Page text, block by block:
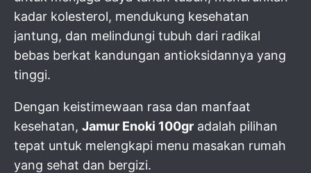
kadar kolesterol, mendukung kesehatan
jantung, dan melindungi tubuh dari radikal
bebas berkat kandungan antioksidannya yang
tinggi.
Dengan keistimewaan rasa dan manfaat
kesehatan, Jamur Enoki 100gr adalah pilihan
tepat untuk melengkapi menu masakan rumah
yang sehat dan bergizi.